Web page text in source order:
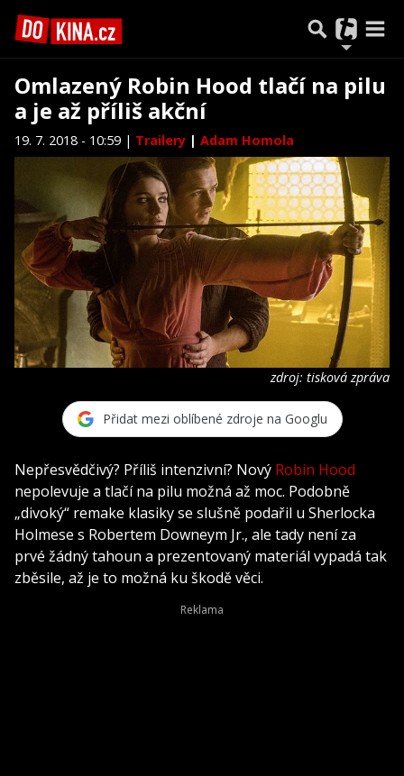
Omlazený Robin Hood tlačí na pilu
a je až příliš akční
19. 7. 2018 - 10:59 | Trailery | Adam Homola
zdroj: tisková zpráva
Přidat mezi oblíbené zdroje na Googlu
Nepřesvědčivý? Příliš intenzivní? Nový Robin Hood
nepolevuje a tlačí na pilu možná až moc. Podobně
„divoký“ remake klasiky se slušně podařil u Sherlocka
Holmese s Robertem Downeym Jr., ale tady není za
prvé žádný tahoun a prezentovaný materiál vypadá tak
zběsile, až je to možná ku škodě věci.